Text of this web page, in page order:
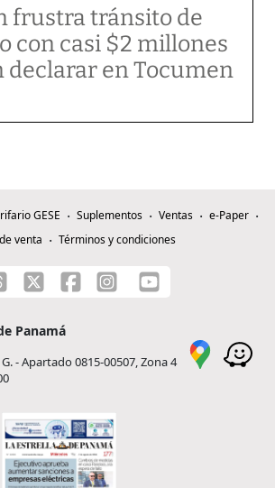
frustra tránsito de
con casi $2 millones
declarar en Tocumen
GESE Suplementos Ventas
e-Paper
venta
Términos y condiciones
Panamá
- Apartado 0815-00507, Zona 4